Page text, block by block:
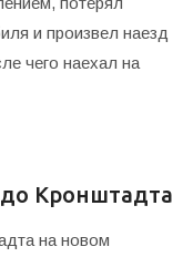
и произвел наезд
чего наехал на
Кронштадта
на новом